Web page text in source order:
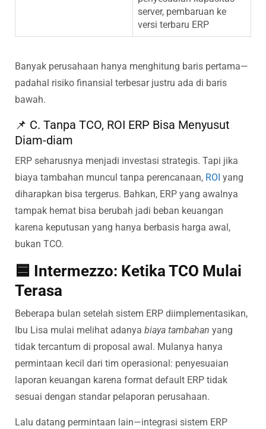
server, pembaruan ke
versi terbaru ERP
Banyak perusahaan hanya menghitung baris pertama—
padahal risiko finansial terbesar justru ada di baris
bawah.
📌 C. Tanpa TCO, ROI ERP Bisa Menyusut
Diam-diam
ERP seharusnya menjadi investasi strategis. Tapi jika
biaya tambahan muncul tanpa perencanaan, ROI yang
diharapkan bisa tergerus. Bahkan, ERP yang awalnya
tampak hemat bisa berubah jadi beban keuangan
karena keputusan yang hanya berbasis harga awal,
bukan TCO.
🟦 Intermezzo: Ketika TCO Mulai
Terasa
Beberapa bulan setelah sistem ERP diimplementasikan,
Ibu Lisa mulai melihat adanya biaya tambahan yang
tidak tercantum di proposal awal. Mulanya hanya
permintaan kecil dari tim operasional: penyesuaian
laporan keuangan karena format default ERP tidak
sesuai dengan standar pelaporan perusahaan.
Lalu datang permintaan lain—integrasi sistem ERP